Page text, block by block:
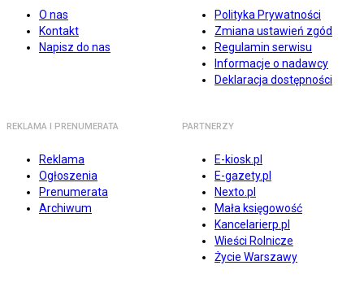
O nas
Kontakt
Napisz do nas
Polityka Prywatności
Zmiana ustawień zgód
Regulamin serwisu
Informacje o nadawcy
Deklaracja dostępności
REKLAMA I PRENUMERATA
Reklama
Ogłoszenia
Prenumerata
Archiwum
PARTNERZY
E-kiosk.pl
E-gazety.pl
Nexto.pl
Mała księgowość
Kancelarierp.pl
Wieści Rolnicze
Życie Warszawy